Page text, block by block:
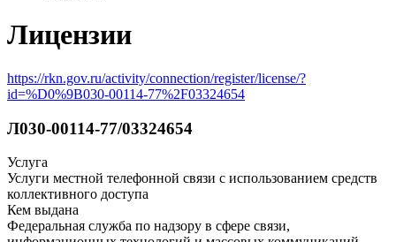
Лицензии
https://rkn.gov.ru/activity/connection/register/license/?
id=%D0%9B030-00114-77%2F03324654
Л030-00114-77/03324654
Услуга
Услуги местной телефонной связи с использованием средств
коллективного доступа
Кем выдана
Федеральная служба по надзору в сфере связи,